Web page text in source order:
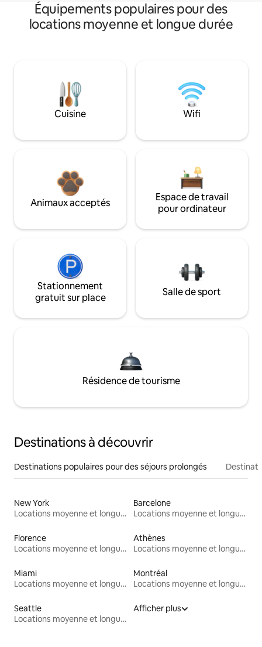
Équipements populaires pour des
locations moyenne et longue durée
Cuisine Wifi
Animaux acceptés
Espace de travail
pour ordinateur
Stationnement
gratuit sur place
Salle de sport
Résidence de tourisme
Destinations à découvrir
Destinations populaires pour des séjours prolongés
New York
Locations moyenne et longue durée
Barcelone
Locations moyenne et longue durée
Florence
Locations moyenne et longue durée
Athènes
Locations moyenne et longue durée
Miami
Locations moyenne et longue durée
Montréal
Locations moyenne et longue durée
Seattle
Locations moyenne et longue durée
Afficher plus